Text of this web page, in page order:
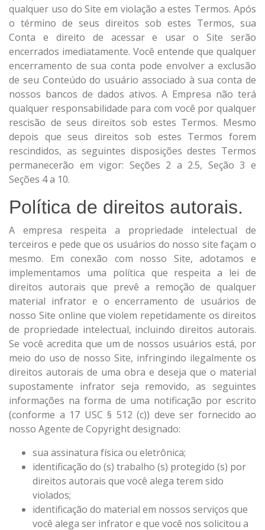
qualquer uso do Site em violação a estes Termos. Após
o término de seus direitos sob estes Termos, sua
Conta e direito de acessar e usar o Site serão
encerrados imediatamente. Você entende que qualquer
encerramento de sua conta pode envolver a exclusão
de seu Conteúdo do usuário associado à sua conta de
nossos bancos de dados ativos. A Empresa não terá
qualquer responsabilidade para com você por qualquer
rescisão de seus direitos sob estes Termos. Mesmo
depois que seus direitos sob estes Termos forem
rescindidos, as seguintes disposições destes Termos
permanecerão em vigor: Seções 2 a 2.5, Seção 3 e
Seções 4 a 10.
Política de direitos autorais.
A empresa respeita a propriedade intelectual de
terceiros e pede que os usuários do nosso site façam o
mesmo. Em conexão com nosso Site, adotamos e
implementamos uma política que respeita a lei de
direitos autorais que prevê a remoção de qualquer
material infrator e o encerramento de usuários de
nosso Site online que violem repetidamente os direitos
de propriedade intelectual, incluindo direitos autorais.
Se você acredita que um de nossos usuários está, por
meio do uso de nosso Site, infringindo ilegalmente os
direitos autorais de uma obra e deseja que o material
supostamente infrator seja removido, as seguintes
informações na forma de uma notificação por escrito
(conforme a 17 USC § 512 (c)) deve ser fornecido ao
nosso Agente de Copyright designado:
sua assinatura física ou eletrônica;
identificação do (s) trabalho (s) protegido (s) por
direitos autorais que você alega terem sido
violados;
identificação do material em nossos serviços que
você alega ser infrator e que você nos solicitou a